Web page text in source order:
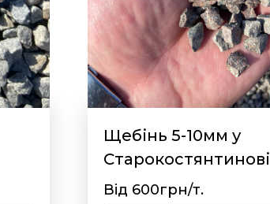
Щебінь 5-10мм у
Старокостянтинові
Від 600грн/т.